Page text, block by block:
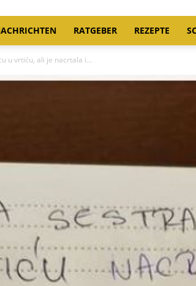
RATGEBER REZEPTE
u vrtiću, ali je nacrtala i...